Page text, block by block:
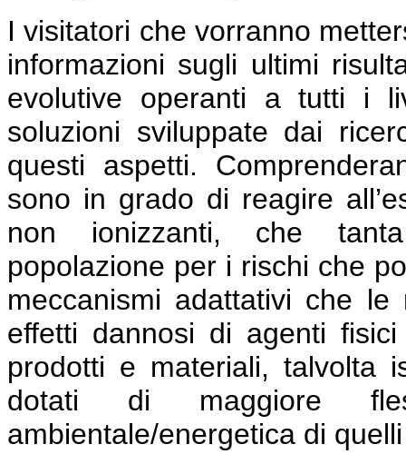
I visitatori che vorranno
informazioni sugli ultimi
evolutive operanti a tutti i
soluzioni sviluppate dai
questi aspetti.
sono in grado di reagire
non ionizzanti, che
popolazione per i rischi che
meccanismi adattativi che
effetti dannosi di agenti
prodotti e materiali, talvolta
dotati di maggiore
ambientale/energetica di